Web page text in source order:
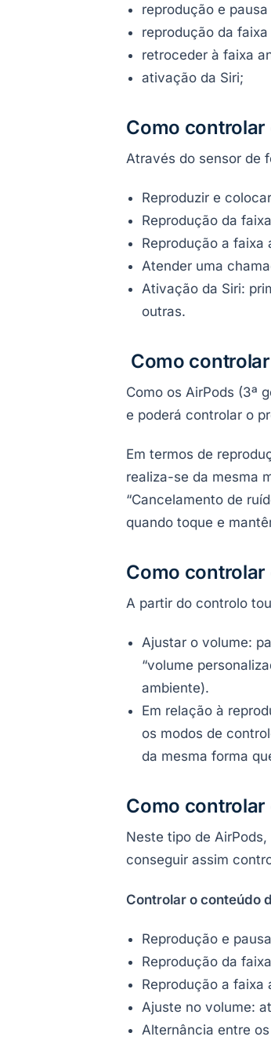
reprodução e
reprodução da
retroceder à faixa
ativação da Siri;
Como controlar
Através do sensor de
Reproduzir e
Reprodução da
Reprodução a faixa
Atender uma
Ativação da Siri:
outras.
Como
Como os AirPods (3ª
e poderá controlar o
Em termos de
realiza-se da mesma
“Cancelamento de
quando toque e
Como controlar
A partir do controlo
Ajustar o volume:
“volume
ambiente).
Em relação à
os modos de
da mesma forma
Como controlar
Neste tipo de
conseguir assim
Controlar o conteúdo
Reprodução e
Reprodução da
Reprodução a faixa
Ajuste no volume:
Alternância entre